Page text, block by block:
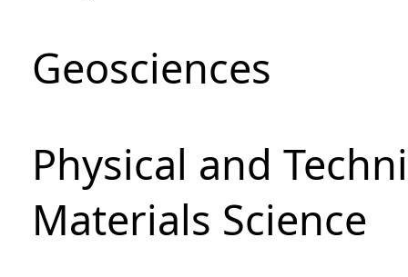
Geosciences
Physical and
Materials Science